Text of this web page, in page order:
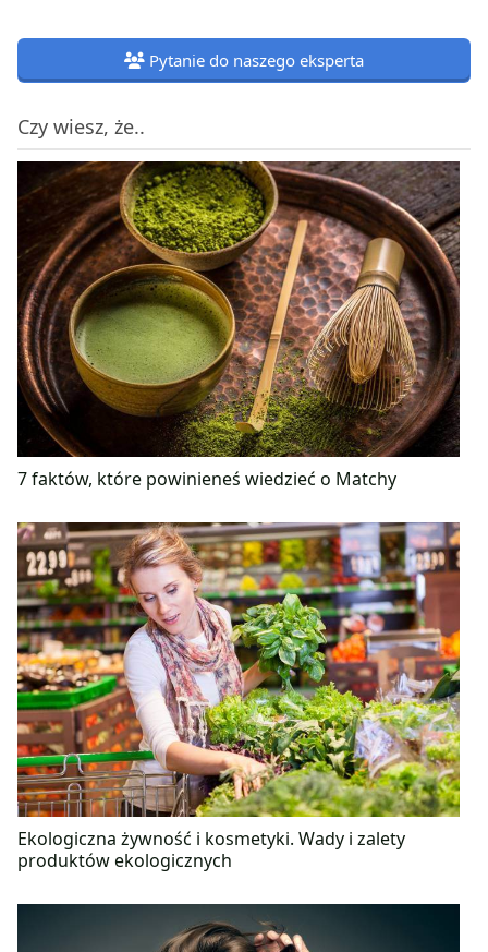
Pytanie do naszego eksperta
Czy wiesz, że..
7 faktów, które powinieneś wiedzieć o Matchy
Ekologiczna żywność i kosmetyki. Wady i zalety
produktów ekologicznych